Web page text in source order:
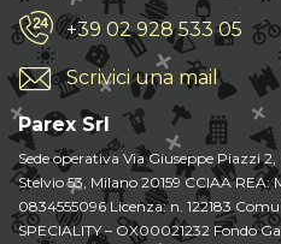
+39 02 928 533 05
Scrivici una mail
Parex Srl
Sede operativa Via Giuseppe Piazzi 2,
Stelvio 53, Milano 20159 CCIAA REA:
0834555096 Licenza: n. 122183
SPECIALITY – OX00021232 Fondo